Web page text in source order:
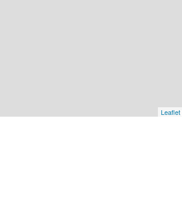
Leaflet